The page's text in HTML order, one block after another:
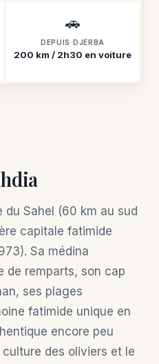
🚗
DEPUIS DJERBA
200 km / 2h30 en voiture
du Sahel (60 km au sud
capitale fatimide
Sa médina
de remparts, son cap
ses plages
fatimide unique en
encore peu
des oliviers et le